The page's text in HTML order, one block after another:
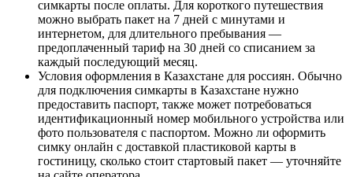
симкарты после оплаты. Для короткого путешествия
можно выбрать пакет на 7 дней с минутами и
интернетом, для длительного пребывания —
предоплаченный тариф на 30 дней со списанием за
каждый последующий месяц.
Условия оформления в Казахстане для россиян. Обычно
для подключения симкарты в Казахстане нужно
предоставить паспорт, также может потребоваться
идентификационный номер мобильного устройства или
фото пользователя с паспортом. Можно ли оформить
симку онлайн с доставкой пластиковой карты в
гостиницу, сколько стоит стартовый пакет — уточняйте